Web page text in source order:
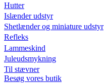
Hutter
Islænder udstyr
Shetlænder og miniature udstyr
Refleks
Lammeskind
Juleudsmykning
Til stævner
Besøg vores butik